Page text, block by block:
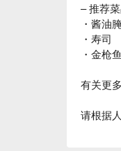
– 推荐
・酱油
・寿司
・金枪鱼
有关更
请根据